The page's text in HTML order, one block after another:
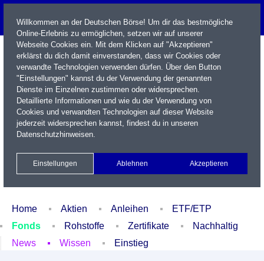
Name / WKN / ISIN / Kürzel
Xetra Realtime
Watchlist Portfolio Login
Home Aktien Anleihen
ETF/ETP
Fonds
Rohstoffe Zertifikate
Nachhaltig
News
Wissen Einstieg
Willkommen an der Deutschen Börse! Um dir das bestmögliche
Online-Erlebnis zu ermöglichen, setzen wir auf unserer
Webseite Cookies ein. Mit dem Klicken auf "Akzeptieren"
erklärst du dich damit einverstanden, dass wir Cookies oder
verwandte Technologien verwenden dürfen. Über den Button
"Einstellungen" kannst du der Verwendung der genannten
Dienste im Einzelnen zustimmen oder widersprechen.
Detaillierte Informationen und wie du der Verwendung von
Cookies und verwandten Technologien auf dieser Website
jederzeit widersprechen kannst, findest du in unseren
Datenschutzhinweisen.
Einstellungen Ablehnen Akzeptieren